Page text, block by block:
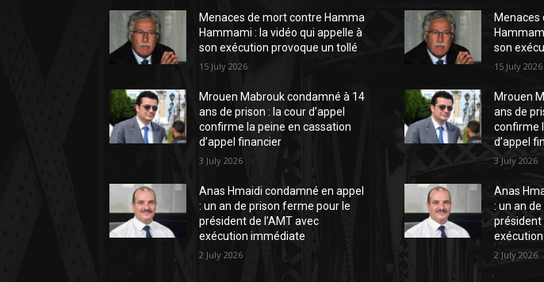
Menaces de mort contre Hamma
Hammami : la vidéo qui appelle à
son exécution provoque un tollé
15 July 2026
Mrouen Mabrouk condamné à 14
ans de prison : la cour d’appel
confirme la peine en cassation
d’appel financier
3 July 2026
Anas Hmaidi condamné en appel
: un an de prison ferme pour le
président de l’AMT avec
exécution immédiate
2 July 2026
son
15 July 2026
Mrouen
ans de
confirme
d’appel
3 July 2026
Anas
: un an
président
2 July 2026